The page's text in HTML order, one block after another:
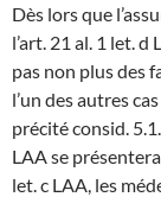
Dès lors que
l’art. 21 al. 1 let.
pas non plus des
l’un des autres
précité consid.
LAA se
let. c LAA, les